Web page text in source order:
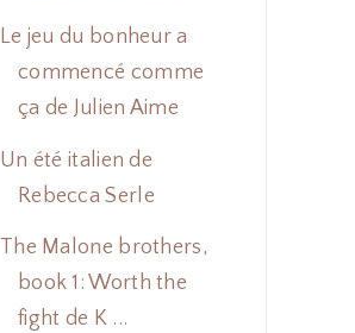
Le jeu du bonheur a
commencé comme
ça de Julien Aime
Un été italien de
Rebecca Serle
The Malone brothers,
book 1: Worth the
fight de K ...